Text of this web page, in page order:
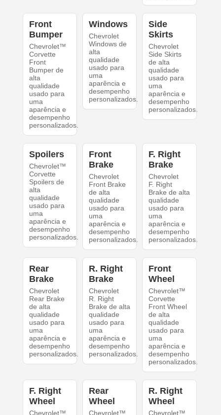
Front
Bumper
Chevrolet™
Corvette
Front
Bumper de
alta
qualidade
usado para
uma
aparência e
desempenho
personalizados.
Windows
Chevrolet
Windows de
alta
qualidade
usado para
uma
aparência e
desempenho
personalizados.
Side
Skirts
Chevrolet
Side Skirts
de alta
qualidade
usado para
uma
aparência e
desempenho
personalizados.
Spoilers
Chevrolet™
Corvette
Spoilers de
alta
qualidade
usado para
uma
aparência e
desempenho
personalizados.
Front
Brake
Chevrolet
Front Brake
de alta
qualidade
usado para
uma
aparência e
desempenho
personalizados.
F. Right
Brake
Chevrolet
F. Right
Brake de alta
qualidade
usado para
uma
aparência e
desempenho
personalizados.
Rear
Brake
Chevrolet
Rear Brake
de alta
qualidade
usado para
uma
aparência e
desempenho
personalizados.
R. Right
Brake
Chevrolet
R. Right
Brake de alta
qualidade
usado para
uma
aparência e
desempenho
personalizados.
Front
Wheel
Chevrolet™
Corvette
Front Wheel
de alta
qualidade
usado para
uma
aparência e
desempenho
personalizados.
F. Right
Wheel
Chevrolet™
Rear
Wheel
Chevrolet™
R. Right
Wheel
Chevrolet™